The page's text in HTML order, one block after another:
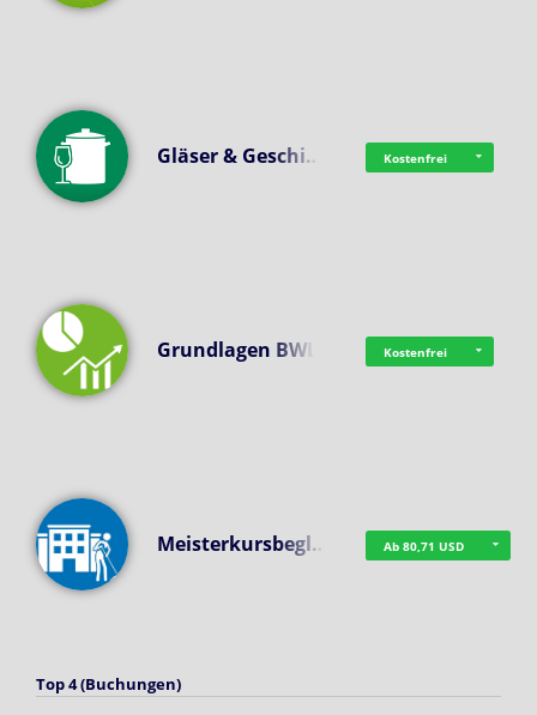
Gläser & Geschi… Kostenfrei
Grundlagen BWL Kostenfrei
Meisterkursbegl… Ab 80,71 USD
Top 4 (Buchungen)